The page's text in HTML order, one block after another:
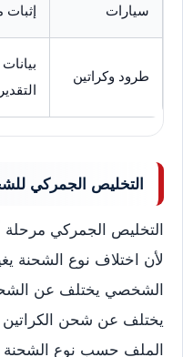
سيارات
طرود وكراتين
التخليص الجمركي
التخليص الجمركي
لأن اختلاف نوع الشحنة
الشخصي يختلف عن
يختلف عن شحن الكراتين
الملف حسب نوع الشحنة